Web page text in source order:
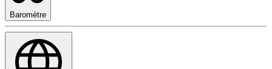
Baromètre